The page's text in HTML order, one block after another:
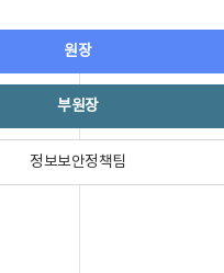
원장
부원장
정보보안정책팀